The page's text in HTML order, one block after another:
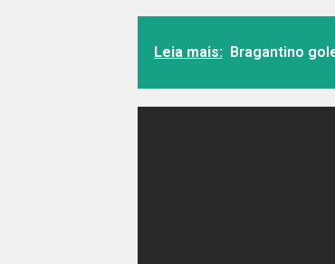
Leia mais: Bragantino